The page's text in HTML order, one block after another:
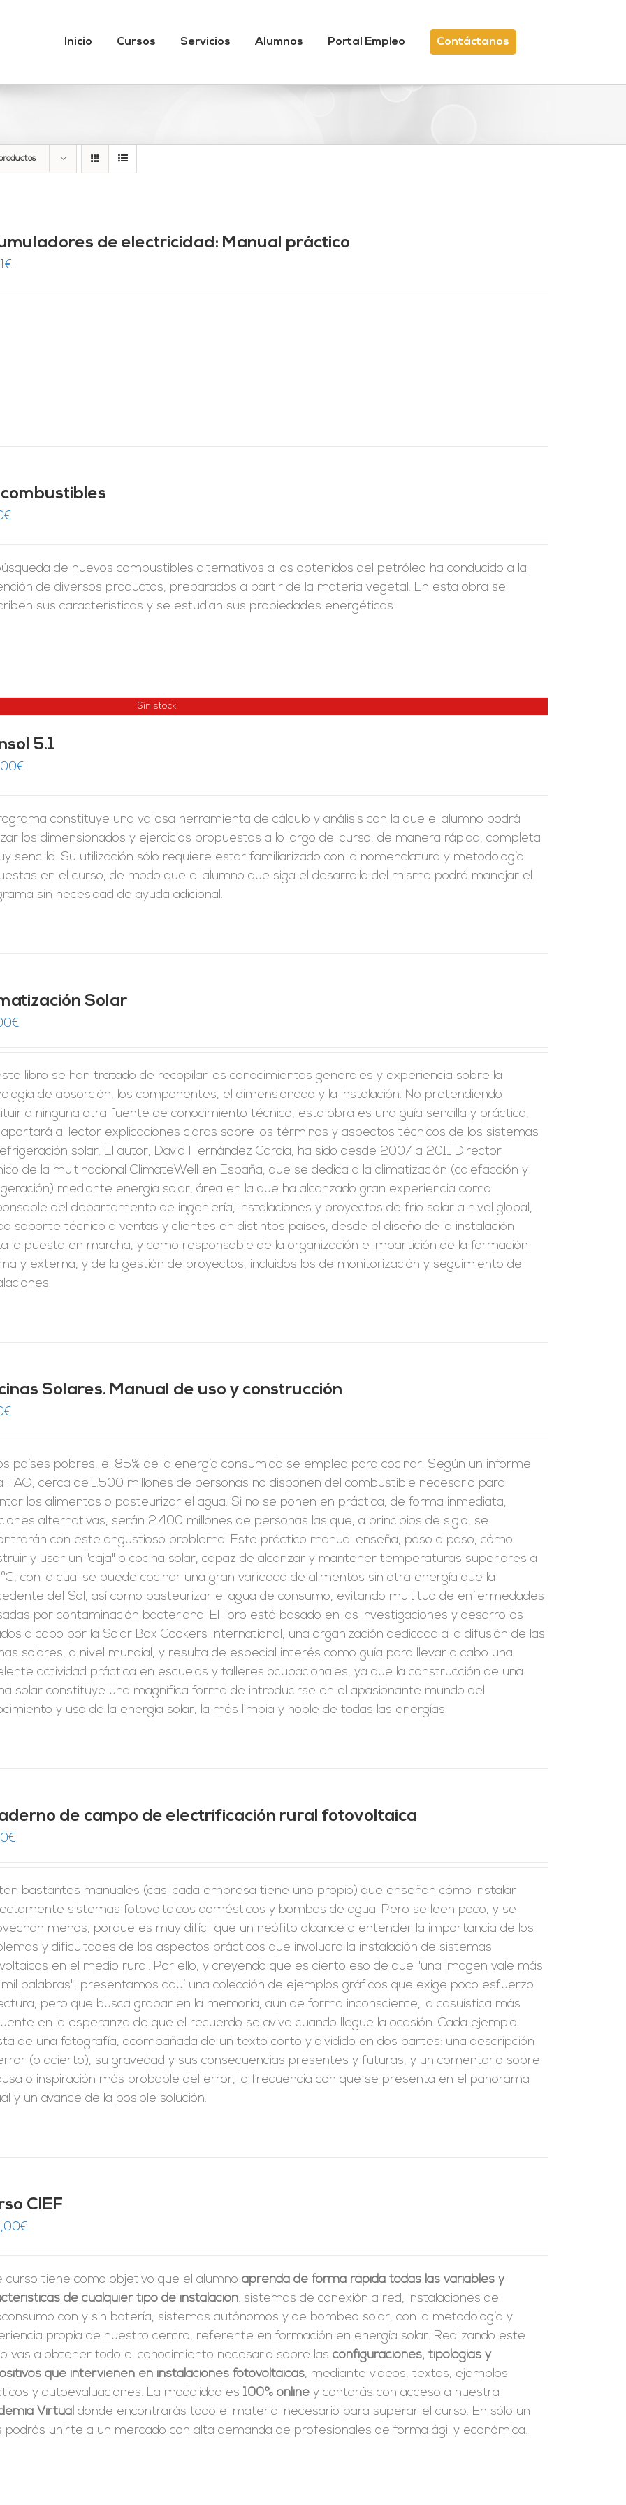
Inicio Cursos Servicios Alumnos Portal Empleo Contáctanos
de electricidad: Manual práctico
€
€
de nuevos combustibles alternativos a los obtenidos del petróleo ha conducido a la
de diversos productos, preparados a partir de la materia vegetal. En esta obra se
sus características y se estudian sus propiedades energéticas
Sin stock
5.1
€
constituye una valiosa herramienta de cálculo y análisis con la que el alumno podrá
los dimensionados y ejercicios propuestos a lo largo del curso, de manera rápida, completa
sencilla. Su utilización sólo requiere estar familiarizado con la nomenclatura y metodología
en el curso, de modo que el alumno que siga el desarrollo del mismo podrá manejar el
sin necesidad de ayuda adicional.
Solar
€
libro se han tratado de recopilar los conocimientos generales y experiencia sobre la
de absorción, los componentes, el dimensionado y la instalación. No pretendiendo
a ninguna otra fuente de conocimiento técnico, esta obra es una guía sencilla y práctica,
al lector explicaciones claras sobre los términos y aspectos técnicos de los sistemas
solar. El autor, David Hernández García, ha sido desde 2007 a 2011 Director
de la multinacional ClimateWell en España, que se dedica a la climatización (calefacción y
mediante energía solar, área en la que ha alcanzado gran experiencia como
del departamento de ingeniería, instalaciones y proyectos de frío solar a nivel global,
soporte técnico a ventas y clientes en distintos países, desde el diseño de la instalación
la puesta en marcha, y como responsable de la organización e impartición de la formación
y externa, y de la gestión de proyectos, incluidos los de monitorización y seguimiento de
Solares. Manual de uso y construcción
€
países pobres, el 85% de la energía consumida se emplea para cocinar. Según un informe
FAO, cerca de 1.500 millones de personas no disponen del combustible necesario para
los alimentos o pasteurizar el agua. Si no se ponen en práctica, de forma inmediata,
alternativas, serán 2.400 millones de personas las que, a principios de siglo, se
con este angustioso problema. Este práctico manual enseña, paso a paso, cómo
y usar un "caja" o cocina solar, capaz de alcanzar y mantener temperaturas superiores a
con la cual se puede cocinar una gran variedad de alimentos sin otra energía que la
del Sol, así como pasteurizar el agua de consumo, evitando multitud de enfermedades
por contaminación bacteriana. El libro está basado en las investigaciones y desarrollos
a cabo por la Solar Box Cookers International, una organización dedicada a la difusión de las
solares, a nivel mundial, y resulta de especial interés como guía para llevar a cabo una
actividad práctica en escuelas y talleres ocupacionales, ya que la construcción de una
solar constituye una magnífica forma de introducirse en el apasionante mundo del
y uso de la energía solar, la más limpia y noble de todas las energías.
de campo de electrificación rural fotovoltaica
€
bastantes manuales (casi cada empresa tiene uno propio) que enseñan cómo instalar
sistemas fotovoltaicos domésticos y bombas de agua. Pero se leen poco, y se
menos, porque es muy difícil que un neófito alcance a entender la importancia de los
y dificultades de los aspectos prácticos que involucra la instalación de sistemas
en el medio rural. Por ello, y creyendo que es cierto eso de que "una imagen vale más
palabras", presentamos aquí una colección de ejemplos gráficos que exige poco esfuerzo
pero que busca grabar en la memoria, aun de forma inconsciente, la casuística más
en la esperanza de que el recuerdo se avive cuando llegue la ocasión. Cada ejemplo
de una fotografía, acompañada de un texto corto y dividido en dos partes: una descripción
(o acierto), su gravedad y sus consecuencias presentes y futuras, y un comentario sobre
o inspiración más probable del error, la frecuencia con que se presenta en el panorama
y un avance de la posible solución.
CIEF
€
curso tiene como objetivo que el alumnoaprenda de forma rápida todas las variables y
de cualquier tipo de instalación: sistemas de conexión a red, instalaciones de
con y sin batería, sistemas autónomos y de bombeo solar, con la metodología y
propia de nuestro centro, referente en formación en energía solar. Realizando este
vas a obtener todo el conocimiento necesario sobre lasconfiguraciones, tipologías y
que intervienen en instalaciones fotovoltaicas, mediante videos, textos, ejemplos
y autoevaluaciones. La modalidad es100% online y contarás con acceso a nuestra
Virtual donde encontrarás todo el material necesario para superar el curso. En sólo un
podrás unirte a un mercado con alta demanda de profesionales de forma ágil y económica.